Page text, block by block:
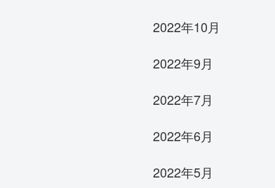
2022年10月
2022年9月
2022年7月
2022年6月
2022年5月